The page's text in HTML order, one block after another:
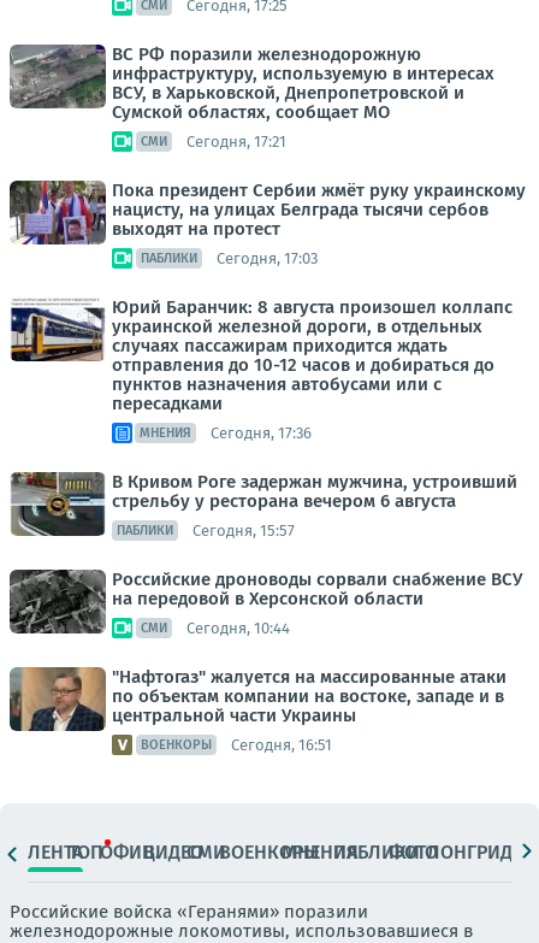
СМИ Сегодня, 17:25
ВС РФ поразили железнодорожную
инфраструктуру, используемую в интересах
ВСУ, в Харьковской, Днепропетровской и
Сумской областях, сообщает МО
СМИ Сегодня, 17:21
Пока президент Сербии жмёт руку украинскому
нацисту, на улицах Белграда тысячи сербов
выходят на протест
ПАБЛИКИ Сегодня, 17:03
Юрий Баранчик: 8 августа произошел коллапс
украинской железной дороги, в отдельных
случаях пассажирам приходится ждать
отправления до 10-12 часов и добираться до
пунктов назначения автобусами или с
пересадками
МНЕНИЯ Сегодня, 17:36
В Кривом Роге задержан мужчина, устроивший
стрельбу у ресторана вечером 6 августа
ПАБЛИКИ Сегодня, 15:57
Российские дроноводы сорвали снабжение ВСУ
на передовой в Херсонской области
СМИ Сегодня, 10:44
"Нафтогаз" жалуется на массированные атаки
по объектам компании на востоке, западе и в
центральной части Украины
ВОЕНКОРЫ Сегодня, 16:51
ЛЕНТАТОПОФИЦ.ВИДЕОСМИВОЕНКОРЫМНЕНИЯПАБЛИКИ
ФОТОЛОНГРИДЫ
Российские войска «Геранями» поразили
железнодорожные локомотивы, использовавшиеся в